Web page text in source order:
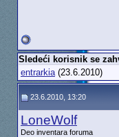
Sledeći korisnik se
entrarkia(23.6.2010)
23.6.2010, 13:20
LoneWolf
Deo inventara foruma